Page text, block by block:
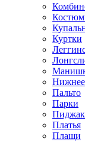
Куртки
Нижнее
Пальто
Парки
Платья
Плащи